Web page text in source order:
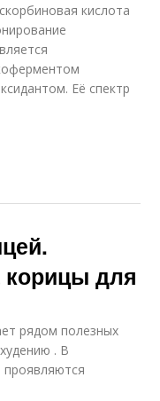
кислота
Её спектр
корицы для
рядом полезных
. В
проявляются